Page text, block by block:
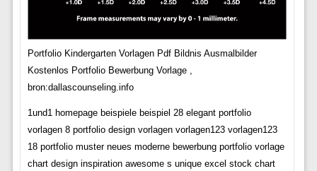
Portfolio Kindergarten Vorlagen Pdf Bildnis Ausmalbilder
Kostenlos Portfolio Bewerbung Vorlage ,
bron:dallascounseling.info
1und1 homepage beispiele beispiel 28 elegant portfolio
vorlagen 8 portfolio design vorlagen vorlagen123 vorlagen123
18 portfolio muster neues moderne bewerbung portfolio vorlage
chart design inspiration awesome s unique excel stock chart